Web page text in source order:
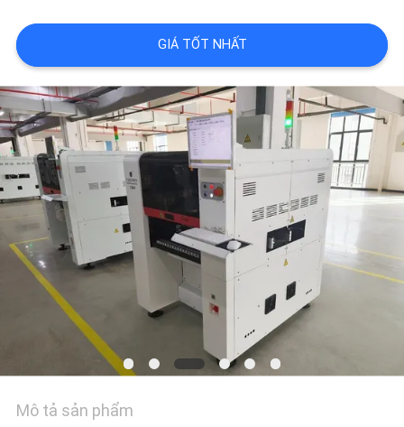
LIÊN
HỆ
VỚI
CHÚNG
TÔI
TIN
TỨC
SHOPPING
GIÁ TỐT NHẤT
Mô tả sản phẩm